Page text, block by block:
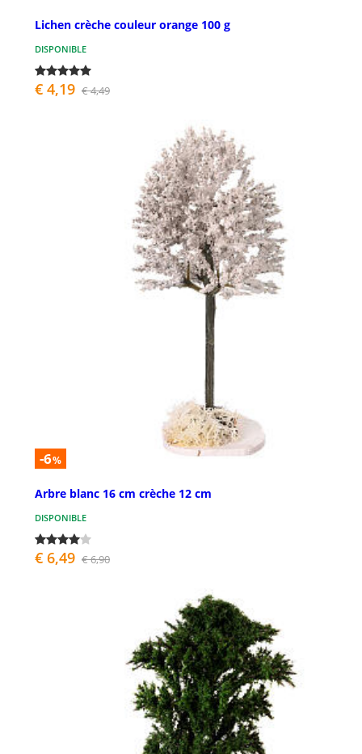
Lichen crèche couleur orange 100 g
DISPONIBLE
€ 4,19 € 4,49
-6%
Arbre blanc 16 cm crèche 12 cm
DISPONIBLE
€ 6,49 € 6,90